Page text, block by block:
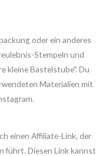
oder ein anderes
Stempeln und
kleine Bastelstube". Du
Materialien mit
einen Affiliate-Link, der
führt. Diesen Link kannst